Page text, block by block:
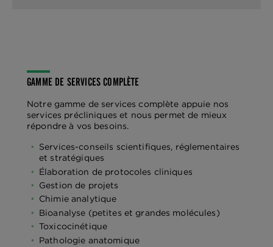
GAMME DE SERVICES COMPLÈTE
Notre gamme de services complète appuie nos
services précliniques et nous permet de mieux
répondre à vos besoins.
Services-conseils scientifiques, réglementaires
et stratégiques
Élaboration de protocoles cliniques
Gestion de projets
Chimie analytique
Bioanalyse (petites et grandes molécules)
Toxicocinétique
Pathologie anatomique